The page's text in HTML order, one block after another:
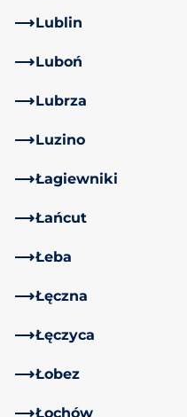
Lublin
Luboń
Lubrza
Luzino
Łagiewniki
Łańcut
Łeba
Łęczna
Łęczyca
Łobez
Łochów